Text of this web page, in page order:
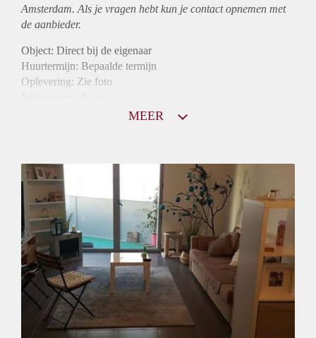
Amsterdam. Als je vragen hebt kun je contact opnemen met
de aanbieder.
Object: Direct bij de eigenaar
Huurtermijn: Bepaalde termijn
Oplevering: Zie foto
Gedeelde Douche: Ja
Gedeelde woonkamer: Ja
Huisgenoten: Ja
Geslacht huisgenoten: Gemengd
MEER